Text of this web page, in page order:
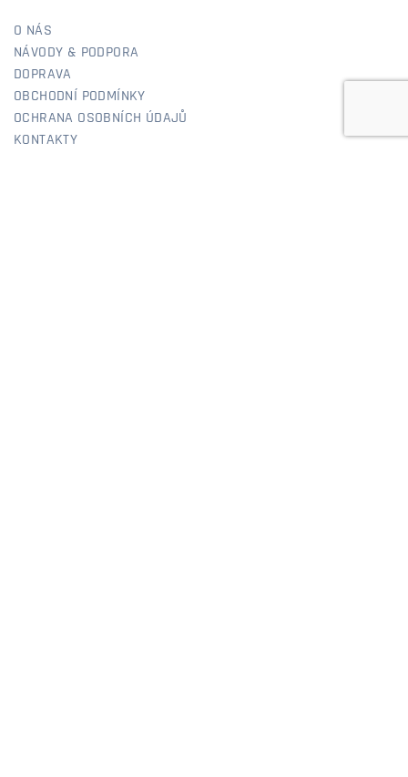
O NÁS
NÁVODY & PODPORA
DOPRAVA
OBCHODNÍ PODMÍNKY
OCHRANA OSOBNÍCH ÚDAJŮ
KONTAKTY